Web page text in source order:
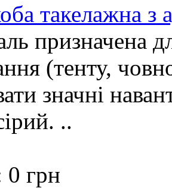
такелажна з
призначена
(тенту,
значні
..
грн